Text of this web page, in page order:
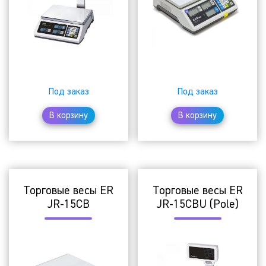
Под заказ
В корзину
Под заказ
В корзину
Торговые весы ER
JR-15CB
Торговые весы ER
JR-15CBU (Pole)